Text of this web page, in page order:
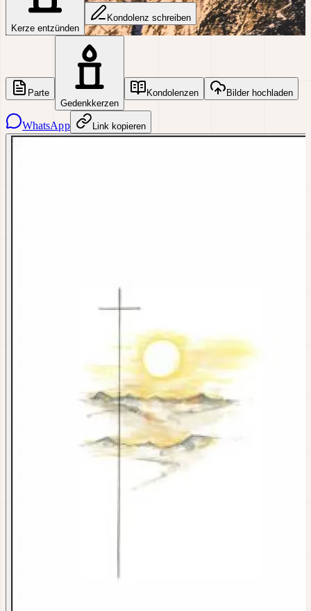
Kerze entzünden
Kondolenz schreiben
Parte
Gedenkkerzen
Kondolenzen Bilder hochladen
WhatsApp Link kopieren